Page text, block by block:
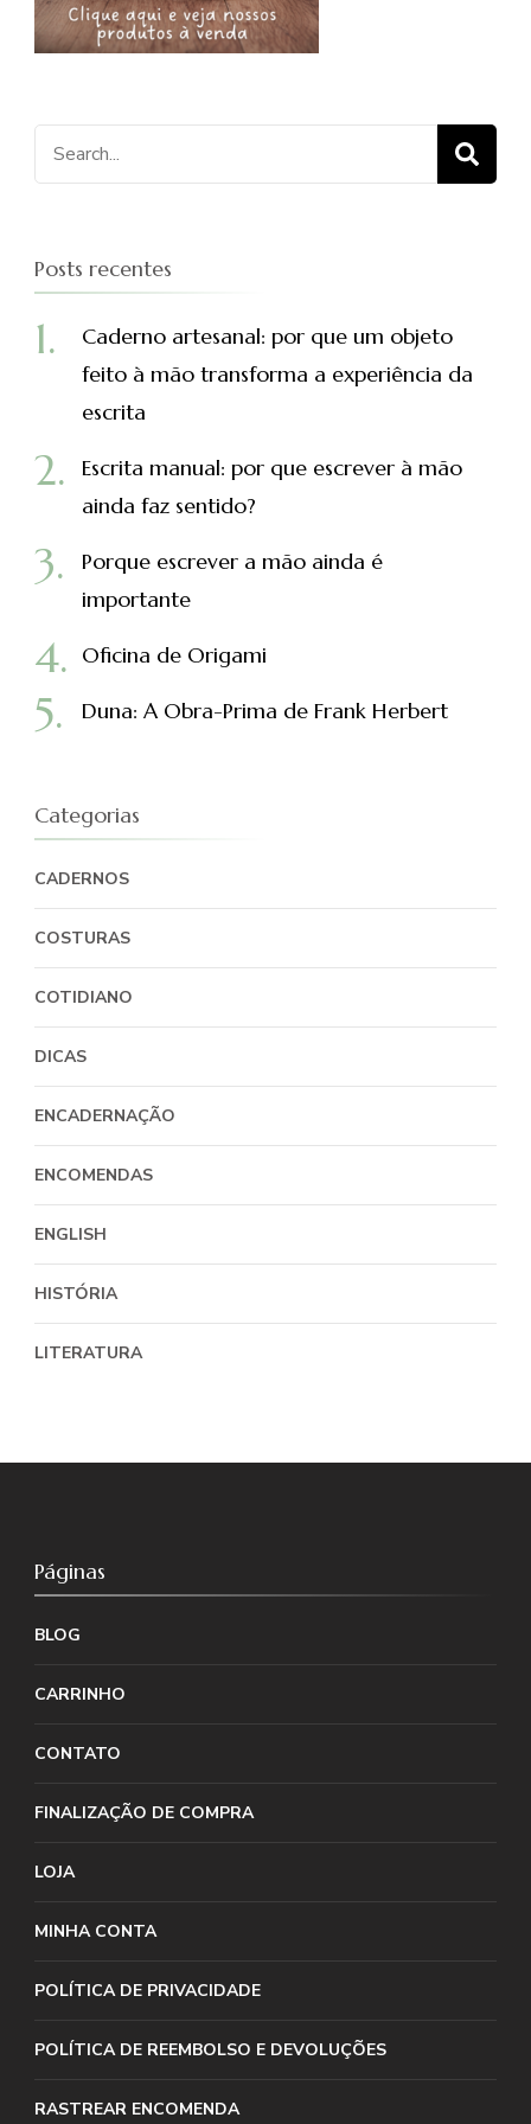
Procurar
por:
Posts recentes
Caderno artesanal: por que um objeto
feito à mão transforma a experiência da
escrita
Escrita manual: por que escrever à mão
ainda faz sentido?
Porque escrever a mão ainda é
importante
Oficina de Origami
Duna: A Obra-Prima de Frank Herbert
Categorias
CADERNOS
COSTURAS
COTIDIANO
DICAS
ENCADERNAÇÃO
ENCOMENDAS
ENGLISH
HISTÓRIA
LITERATURA
Páginas
BLOG
CARRINHO
CONTATO
FINALIZAÇÃO DE COMPRA
LOJA
MINHA CONTA
POLÍTICA DE PRIVACIDADE
POLÍTICA DE REEMBOLSO E DEVOLUÇÕES
RASTREAR ENCOMENDA